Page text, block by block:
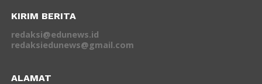
KIRIM BERITA
redaksi@edunews.id
redaksiedunews@gmail.com
ALAMAT